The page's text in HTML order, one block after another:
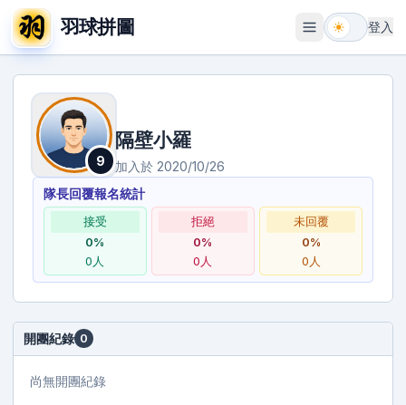
羽球拼圖 開啟選單
登入
9
隔壁小羅
加入於 2020/10/26
隊長回覆報名統計
接受
0%
0 人
拒絕
0%
0 人
未回覆
0%
0 人
開團紀錄 0
尚無開團紀錄